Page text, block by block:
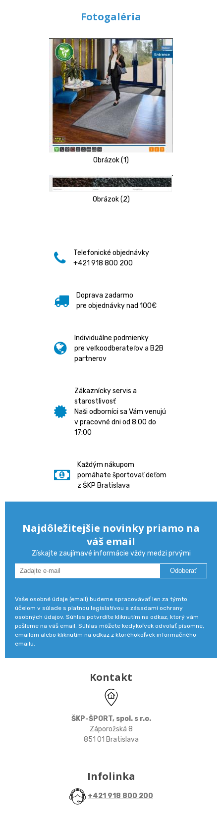
Fotogaléria
Obrázok (1)
Obrázok (2)
Telefonické objednávky
+421 918 800 200
Doprava zadarmo
pre objednávky nad 100€
Individuálne podmienky
pre veľkoodberateľov a B2B
partnerov
Zákaznícky servis a
starostlivosť
Naši odborníci sa Vám venujú
v pracovné dni od 8:00 do
17:00
Každým nákupom
pomáhate športovať deťom
z ŠKP Bratislava
Najdôležitejšie novinky priamo na
váš email
Získajte zaujímavé informácie vždy medzi prvými
Odoberať
Vaše osobné údaje (email) budeme spracovávať len za týmto
účelom v súlade s platnou legislatívou a zásadami ochrany
osobných údajov. Súhlas potvrdíte kliknutím na odkaz, ktorý vám
pošleme na váš email. Súhlas môžete kedykoľvek odvolať písomne,
emailom alebo kliknutím na odkaz z ktoréhokoľvek informačného
emailu.
Kontakt
ŠKP-ŠPORT, spol. s r.o.
Záporožská 8
851 01 Bratislava
Infolinka
+421 918 800 200